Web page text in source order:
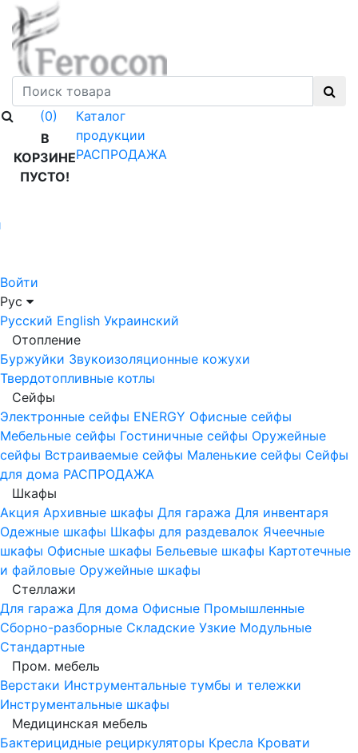
(0)
В
КОРЗИНЕ
ПУСТО!
Каталог
продукции
РАСПРОДАЖА
Войти
Рус
Русский English Украинский
Отопление
Буржуйки Звукоизоляционные кожухи
Твердотопливные котлы
Сейфы
Электронные сейфы ENERGY Офисные сейфы
Мебельные сейфы Гостиничные сейфы Оружейные
сейфы Встраиваемые сейфы Маленькие сейфы Сейфы
для дома РАСПРОДАЖА
Шкафы
Акция Архивные шкафы Для гаража Для инвентаря
Одежные шкафы Шкафы для раздевалок Ячеечные
шкафы Офисные шкафы Бельевые шкафы Картотечные
и файловые Оружейные шкафы
Стеллажи
Для гаража Для дома Офисные Промышленные
Сборно-разборные Складские Узкие Модульные
Стандартные
Пром. мебель
Верстаки Инструментальные тумбы и тележки
Инструментальные шкафы
Медицинская мебель
Бактерицидные рециркуляторы Кресла Кровати